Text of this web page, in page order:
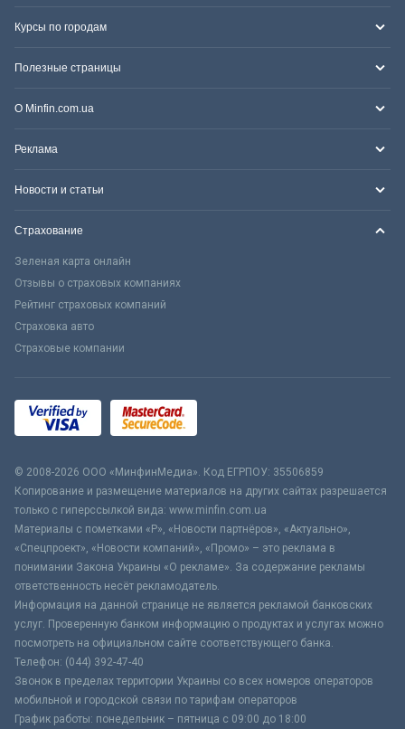
Курсы по городам
Полезные страницы
О Minfin.com.ua
Реклама
Новости и статьи
Страхование
Зеленая карта онлайн
Отзывы о страховых компаниях
Рейтинг страховых компаний
Страховка авто
Страховые компании
© 2008-2026 ООО «МинфинМедиа». Код ЕГРПОУ: 35506859
Копирование и размещение материалов на других сайтах разрешается
только с гиперссылкой вида: www.minfin.com.ua
Материалы с пометками «Р», «Новости партнёров», «Актуально»,
«Спецпроект», «Новости компаний», «Промо» – это реклама в
понимании Закона Украины «О рекламе». За содержание рекламы
ответственность несёт рекламодатель.
Информация на данной странице не является рекламой банковских
услуг. Проверенную банком информацию о продуктах и услугах можно
посмотреть на официальном сайте соответствующего банка.
Телефон: (044) 392-47-40
Звонок в пределах территории Украины со всех номеров операторов
мобильной и городской связи по тарифам операторов
График работы: понедельник – пятница с 09:00 до 18:00